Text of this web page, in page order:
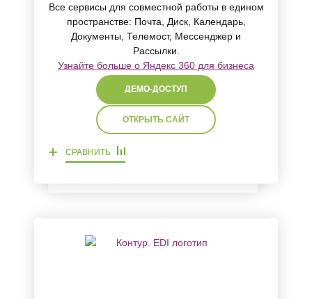
Все cервисы для совместной работы в едином
пространстве: Почта, Диск, Календарь,
Документы, Телемост, Мессенджер и
Рассылки.
Узнайте больше о Яндекс 360 для бизнеса
ДЕМО-ДОСТУП
ОТКРЫТЬ САЙТ
+ СРАВНИТЬ